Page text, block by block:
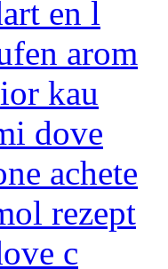
en l
arom
kau
dove
achete
rezept
c